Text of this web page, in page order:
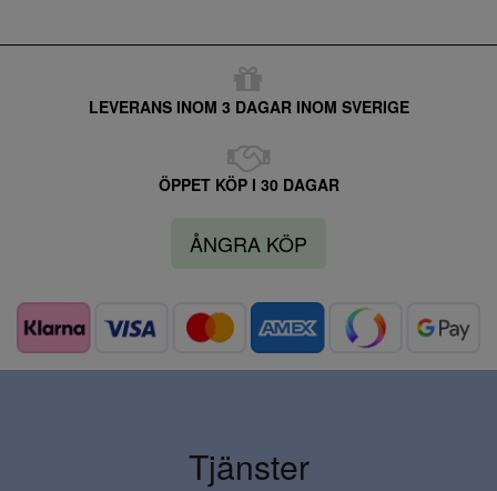
LEVERANS INOM 3 DAGAR INOM SVERIGE
ÖPPET KÖP I 30 DAGAR
ÅNGRA KÖP
Tjänster